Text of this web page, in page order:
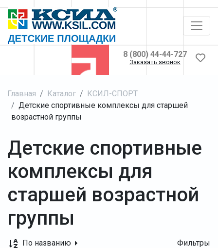
8 (800) 44-44-727
Заказать звонок
Главная Каталог
КСИЛ-СПОРТ
Детские спортивные комплексы для старшей
возрастной группы
Детские спортивные
комплексы для
старшей возрастной
группы
По названию Фильтры